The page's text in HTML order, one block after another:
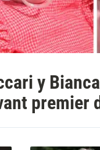
y
premier